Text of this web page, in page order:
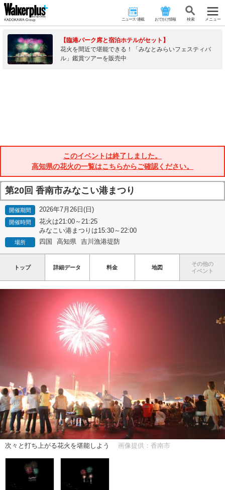
ニュース･連載 おでかけ情報 検 索 メニュー
【臨港パーク席と宿泊ホテルがセット】
花火を間近で堪能できる！「みなとみらいフェスティバ
ル」鑑賞ツアーを販売中
このイベントは終了しました。
高知県の花火の一覧はこちらからご確認ください。
第20回 香南市みなこい港まつり
開催期間 2026年7月26日(日)
開催時間
花火は21:00～21:25
みなこい港まつりは15:30～22:00
場所 四国 高知県 吉川漁港堤防
トップ 詳細データ 料金 地図
その他の
イベント
次々と打ち上がる花火を堪能しよう 画像提供：香南市